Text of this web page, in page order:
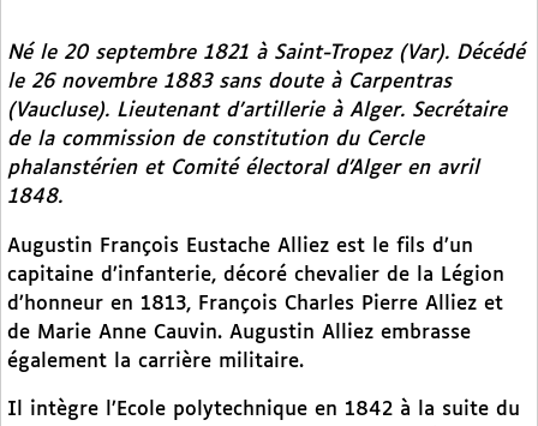
Né le 20 septembre 1821 à Saint-Tropez (Var). Décédé
le 26 novembre 1883 sans doute à Carpentras
(Vaucluse). Lieutenant d’artillerie à Alger. Secrétaire
de la commission de constitution du Cercle
phalanstérien et Comité électoral d’Alger en avril
1848.
Augustin François Eustache Alliez est le fils d’un
capitaine d’infanterie, décoré chevalier de la Légion
d’honneur en 1813, François Charles Pierre Alliez et
de Marie Anne Cauvin. Augustin Alliez embrasse
également la carrière militaire.
Il intègre l’Ecole polytechnique en 1842 à la suite du